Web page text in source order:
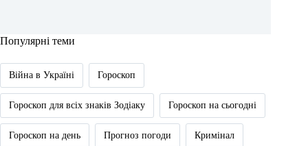
Популярні теми
Війна в Україні Гороскоп
Гороскоп для всіх знаків Зодіаку Гороскоп на сьогодні
Гороскоп на день Прогноз погоди Кримінал